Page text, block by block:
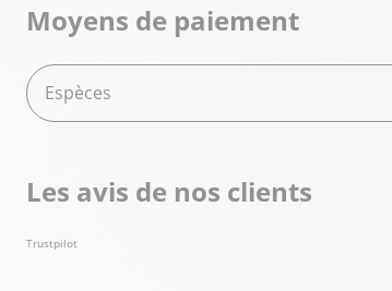
Moyens de paiement
Espèces
Les avis de nos clients
Trustpilot